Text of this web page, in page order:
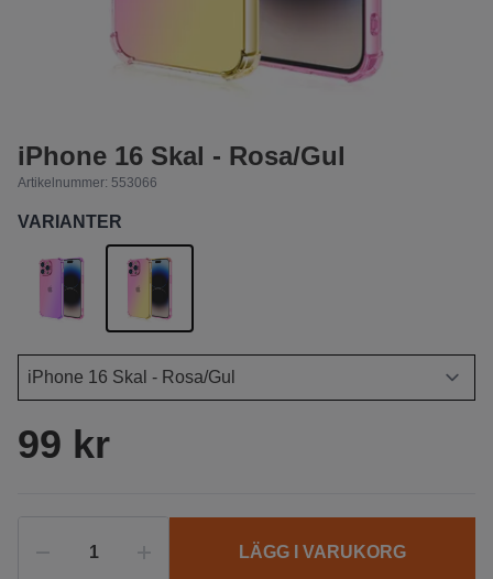
iPhone 16 Skal - Rosa/Gul
Artikelnummer: 553066
VARIANTER
99 kr
LÄGG I VARUKORG